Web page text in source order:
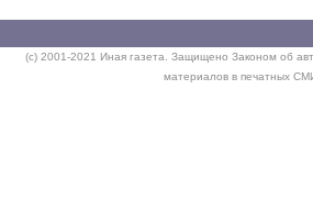
(c) 2001-2021 Иная газета. Защищено Законом об
материалов в печатных